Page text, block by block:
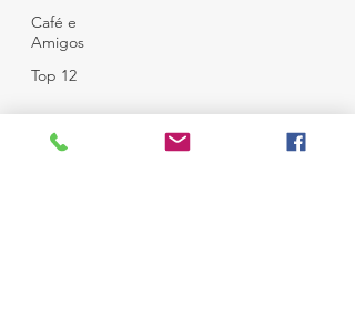
Café e
Amigos
Top 12